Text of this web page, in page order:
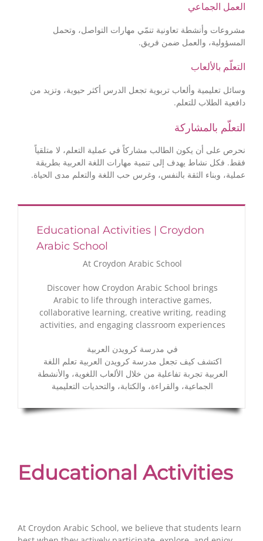
العمل الجماعي
مشروعات وأنشطة تعاونية تنمّي مهارات التواصل، وتحمل
المسؤولية، والعمل ضمن فريق.
التعلّم بالألعاب
وسائل تعليمية وألعاب تربوية تجعل الدرس أكثر حيوية، وتزيد من
دافعية الطلاب للتعلم.
التعلّم بالمشاركة
نحرص على أن يكون الطالب مشاركاً في عملية التعلم، لا متلقياً
فقط. فكل نشاط يهدف إلى تنمية مهارات اللغة العربية بطريقة
عملية، وبناء الثقة بالنفس، وغرس حب اللغة والتعلم مدى الحياة.
Educational Activities | Croydon
Arabic School
At Croydon Arabic School
Discover how Croydon Arabic School brings
Arabic to life through interactive games,
collaborative learning, creative writing, reading
activities, and engaging classroom experiences
في مدرسة كرويدن العربية
اكتشف كيف تجعل مدرسة كرويدن العربية تعلم اللغة
العربية تجربة تفاعلية من خلال الألعاب اللغوية، والأنشطة
الجماعية، والقراءة، والكتابة، والتحديات التعليمية
Educational Activities
At Croydon Arabic School, we believe that students learn